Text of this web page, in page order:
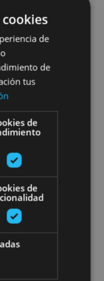
Peach Fair
de
de
tus
de
de